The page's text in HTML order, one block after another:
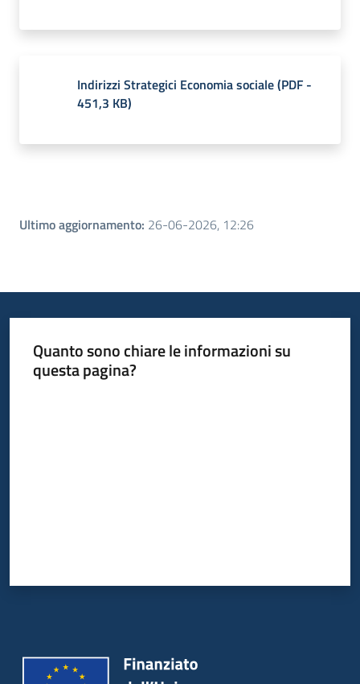
Indirizzi Strategici Economia sociale(PDF -
451,3 KB)
Ultimo aggiornamento: 26-06-2026, 12:26
Quanto sono chiare le informazioni su
questa pagina?